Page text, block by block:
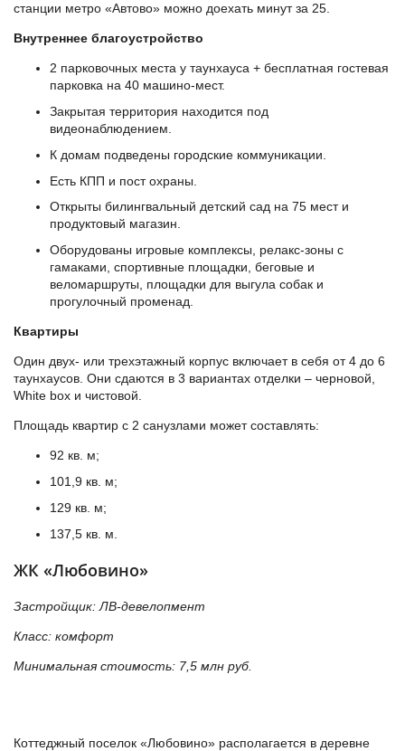
станции метро «Автово» можно доехать минут за 25.
Внутреннее благоустройство
2 парковочных места у таунхауса + бесплатная гостевая
парковка на 40 машино-мест.
Закрытая территория находится под
видеонаблюдением.
К домам подведены городские коммуникации.
Есть КПП и пост охраны.
Открыты билингвальный детский сад на 75 мест и
продуктовый магазин.
Оборудованы игровые комплексы, релакс-зоны с
гамаками, спортивные площадки, беговые и
веломаршруты, площадки для выгула собак и
прогулочный променад.
Квартиры
Один двух- или трехэтажный корпус включает в себя от 4 до 6
таунхаусов. Они сдаются в 3 вариантах отделки – черновой,
White box и чистовой.
Площадь квартир с 2 санузлами может составлять:
92 кв. м;
101,9 кв. м;
129 кв. м;
137,5 кв. м.
ЖК «Любовино»
Застройщик: ЛВ-девелопмент
Класс: комфорт
Минимальная стоимость: 7,5 млн руб.
Коттеджный поселок «Любовино» располагается в деревне